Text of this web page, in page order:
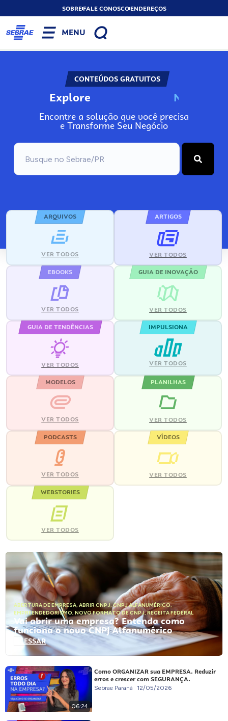
SOBREFALE CONOSCOENDEREÇOS
MENU
CONTEÚDOS GRATUITOS
Explore N
Encontre a solução que você precisa
e Transforme Seu Negócio
ARQUIVOS
VER TODOS
ARTIGOS
VER TODOS
EBOOKS
VER TODOS
GUIA DE INOVAÇÃO
VER TODOS
GUIA DE TENDÊNCIAS
VER TODOS
IMPULSIONA
VER TODOS
MODELOS
VER TODOS
PLANILHAS
VER TODOS
PODCASTS
VER TODOS
VÍDEOS
VER TODOS
WEBSTORIES
VER TODOS
ABERTURA DE EMPRESA, ABRIR CNPJ,CNPJ ALFANUMÉRICO,
EMPREENDEDORISMO, NOVO FORMATO DE CNPJ,RECEITA FEDERAL
Vai abrir uma empresa? Entenda como
funciona o novo CNPJ Alfanumérico
ACESSAR
06:24
Como ORGANIZAR sua EMPRESA. Reduzir
erros e crescer com SEGURANÇA.
Sebrae Paraná 12/05/2026